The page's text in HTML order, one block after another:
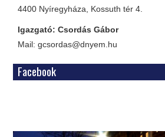
4400 Nyíregyháza, Kossuth tér 4.
Igazgató: Csordás Gábor
Mail: gcsordas@dnyem.hu
Facebook